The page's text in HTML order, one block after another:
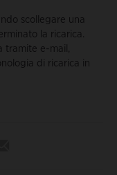
scollegare una
la ricarica.
tramite e-mail,
di ricarica in